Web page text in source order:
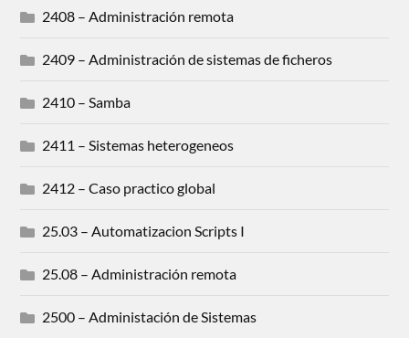
2408 – Administración remota
2409 – Administración de sistemas de ficheros
2410 – Samba
2411 – Sistemas heterogeneos
2412 – Caso practico global
25.03 – Automatizacion Scripts I
25.08 – Administración remota
2500 – Administación de Sistemas